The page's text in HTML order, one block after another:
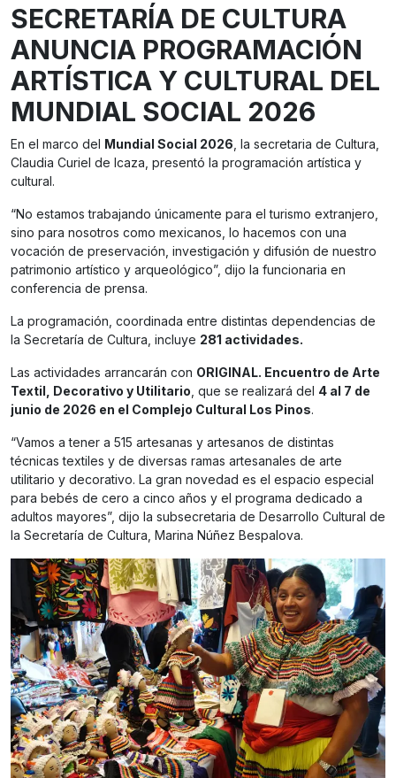
SECRETARÍA DE CULTURA
ANUNCIA PROGRAMACIÓN
ARTÍSTICA Y CULTURAL DEL
MUNDIAL SOCIAL 2026
En el marco del Mundial Social 2026 , la secretaria de Cultura,
Claudia Curiel de Icaza, presentó la programación artística y
cultural.
“No estamos trabajando únicamente para el turismo extranjero,
sino para nosotros como mexicanos, lo hacemos con una
vocación de preservación, investigación y difusión de nuestro
patrimonio artístico y arqueológico”, dijo la funcionaria en
conferencia de prensa.
La programación, coordinada entre distintas dependencias de
la Secretaría de Cultura, incluye 281 actividades.
Las actividades arrancarán con ORIGINAL. Encuentro de Arte
Textil, Decorativo y Utilitario , que se realizará del 4 al 7 de
junio de 2026 en el Complejo Cultural Los Pinos.
“Vamos a tener a 515 artesanas y artesanos de distintas
técnicas textiles y de diversas ramas artesanales de arte
utilitario y decorativo. La gran novedad es el espacio especial
para bebés de cero a cinco años y el programa dedicado a
adultos mayores”, dijo la subsecretaria de Desarrollo Cultural de
la Secretaría de Cultura, Marina Núñez Bespalova.